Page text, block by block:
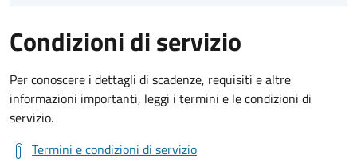
Condizioni di servizio
Per conoscere i dettagli di scadenze, requisiti e altre
informazioni importanti, leggi i termini e le condizioni di
servizio.
Termini e condizioni di servizio